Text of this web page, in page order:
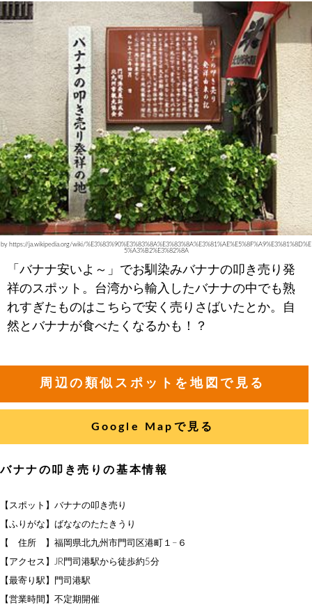
by https://ja.wikipedia.org/wiki/%E3%83%90%E3%83%8A%E3%83%8A%E3%81%AE%E5%8F%A9%E3%81%8D%E
5%A3%B2%E3%82%8A
「バナナ安いよ～」でお馴染みバナナの叩き売り発
祥のスポット。台湾から輸入したバナナの中でも熟
れすぎたものはこちらで安く売りさばいたとか。自
然とバナナが食べたくなるかも！？
周辺の類似スポットを地図で見る
Google Mapで見る
バナナの叩き売りの基本情報
【スポット】バナナの叩き売り
【ふりがな】ばななのたたきうり
【 住所 】福岡県北九州市門司区港町１−６
【アクセス】JR門司港駅から徒歩約5分
【最寄り駅】門司港駅
【営業時間】不定期開催